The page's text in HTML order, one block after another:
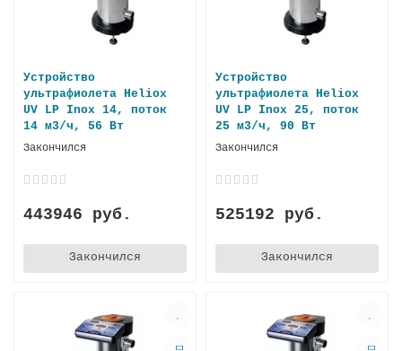
Устройство
ультрафиолета Heliox
UV LP Inox 14, поток
14 м3/ч, 56 Вт
Закончился
443946 руб.
Закончился
Устройство
ультрафиолета Heliox
UV LP Inox 25, поток
25 м3/ч, 90 Вт
Закончился
525192 руб.
Закончился